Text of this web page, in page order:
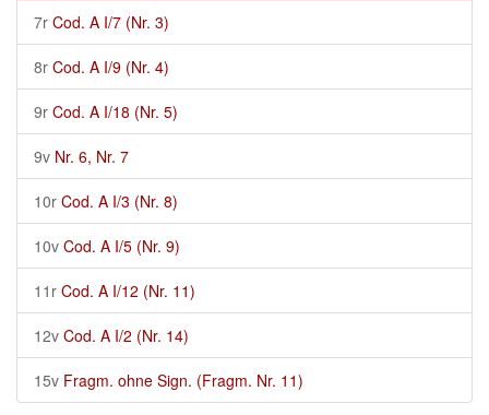
7r Cod. A I/7 (Nr. 3)
8r Cod. A I/9 (Nr. 4)
9r Cod. A I/18 (Nr. 5)
9v Nr. 6, Nr. 7
10r Cod. A I/3 (Nr. 8)
10v Cod. A I/5 (Nr. 9)
11r Cod. A I/12 (Nr. 11)
12v Cod. A I/2 (Nr. 14)
15v Fragm. ohne Sign. (Fragm. Nr. 11)